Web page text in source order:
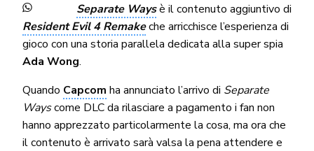
Separate Waysè il contenuto aggiuntivo di
Resident Evil 4 Remakeche arricchisce l’esperienza di
gioco con una storia parallela dedicata alla super spia
Ada Wong.
Quando Capcom ha annunciato l’arrivo di Separate
Wayscome DLC da rilasciare a pagamento i fan non
hanno apprezzato particolarmente la cosa, ma ora che
il contenuto è arrivato sarà valsa la pena attendere e